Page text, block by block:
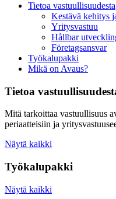
Tietoa vastuullisuudesta
Kestävä kehitys
Yritysvastuu
Hållbar
Företagsansvar
Työkalupakki
Mikä on Avaus?
Tietoa
Mitä tarkoittaa vastuullisuus
periaatteisiin ja
Näytä kaikki
Työkalupakki
Näytä kaikki